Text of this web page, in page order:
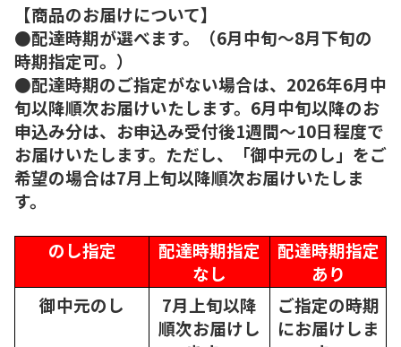
【商品のお届けについて】
●配達時期が選べます。（6月中旬～8月下旬の
時期指定可。）
●配達時期のご指定がない場合は、2026年6月中
旬以降順次お届けいたします。6月中旬以降のお
申込み分は、お申込み受付後1週間～10日程度で
お届けいたします。ただし、「御中元のし」をご
希望の場合は7月上旬以降順次お届けいたしま
す。
のし指定
配達時期指定
なし
配達時期指定
あり
御中元のし
7月上旬以降
順次お届けし
ご指定の時期
にお届けしま